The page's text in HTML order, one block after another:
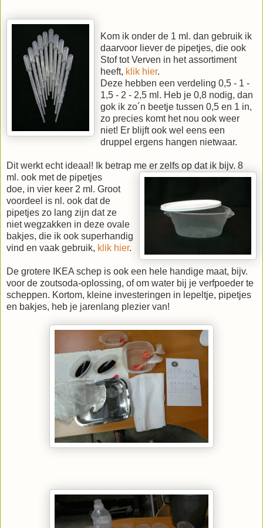
Kom ik onder de 1 ml. dan gebruik ik
daarvoor liever de pipetjes, die ook
Stof tot Verven in het assortiment
heeft, klik hier.
Deze hebben een verdeling 0,5 - 1 -
1,5 - 2 - 2,5 ml. Heb je 0,8 nodig, dan
gok ik zo´n beetje tussen 0,5 en 1 in,
zo precies komt het nou ook weer
niet! Er blijft ook wel eens een
druppel ergens hangen nietwaar.
Dit werkt echt ideaal! Ik betrap me er zelfs op dat ik bijv. 8
ml. ook met de pipetjes
doe, in vier keer 2 ml. Groot
voordeel is nl. ook dat de
pipetjes zo lang zijn dat ze
niet wegzakken in deze ovale
bakjes, die ik ook superhandig
vind en vaak gebruik, klik hier.
De grotere IKEA schep is ook een hele handige maat, bijv.
voor de zoutsoda-oplossing, of om water bij je verfpoeder te
scheppen. Kortom, kleine investeringen in lepeltje, pipetjes
en bakjes, heb je jarenlang plezier van!